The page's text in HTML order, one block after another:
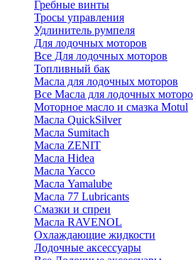
Гребные винты
Тросы управления
Удлинитель румпеля
Для лодочных моторов
Все Для лодочных моторов
Топливный бак
Масла для лодочных моторов
Все Масла для лодочных
Моторное масло и смазка Motul
Масла QuickSilver
Масла Sumitach
Масла ZENIT
Масла Hidea
Масла Yacco
Масла Yamalube
Масла 77 Lubricants
Смазки и спреи
Масла RAVENOL
Охлаждающие жидкости
Лодочные аксессуары